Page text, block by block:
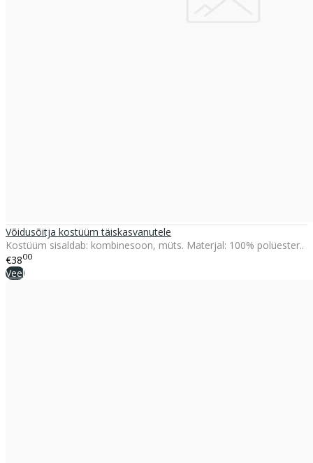
Võidusõitja kostüüm täiskasvanutele
Kostüüm sisaldab: kombinesoon, müts. Materjal: 100% polüester..
€3800
Veel